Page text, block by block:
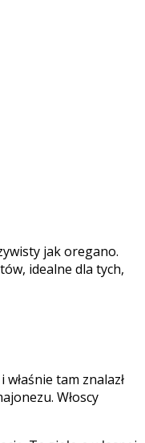
jak oregano.
idealne dla tych,
tam znalazł
Włoscy